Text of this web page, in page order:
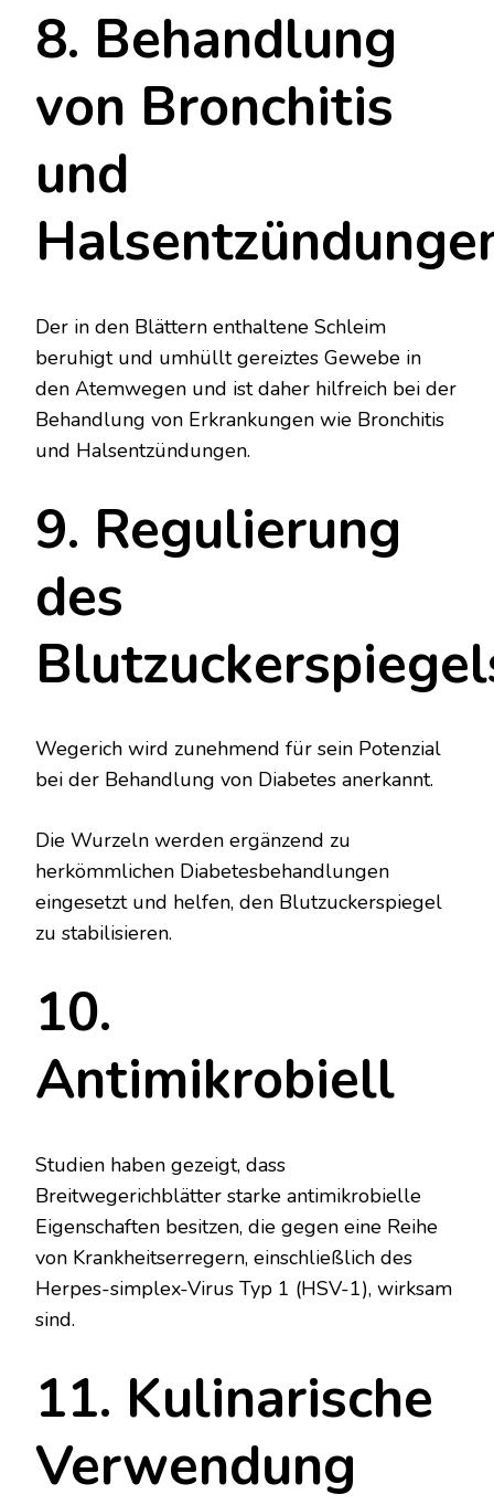
8. Behandlung
von Bronchitis
und
Der in den Blättern enthaltene Schleim
beruhigt und umhüllt gereiztes Gewebe in
den Atemwegen und ist daher hilfreich bei der
Behandlung von Erkrankungen wie Bronchitis
und Halsentzündungen.
9. Regulierung
des
Wegerich wird zunehmend für sein Potenzial
bei der Behandlung von Diabetes anerkannt.
Die Wurzeln werden ergänzend zu
herkömmlichen Diabetesbehandlungen
eingesetzt und helfen, den Blutzuckerspiegel
zu stabilisieren.
10.
Antimikrobiell
Studien haben gezeigt, dass
Breitwegerichblätter starke antimikrobielle
Eigenschaften besitzen, die gegen eine Reihe
von Krankheitserregern, einschließlich des
Herpes-simplex-Virus Typ 1 (HSV-1), wirksam
sind.
11. Kulinarische
Verwendung